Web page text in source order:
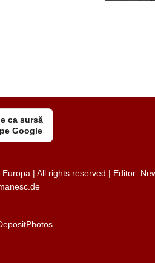
ca sursă
Google
| All rights reserved | Editor: